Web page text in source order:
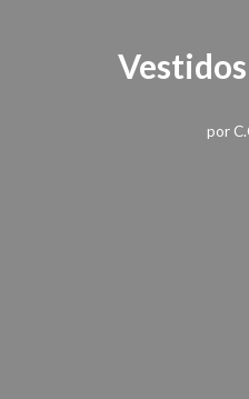
por